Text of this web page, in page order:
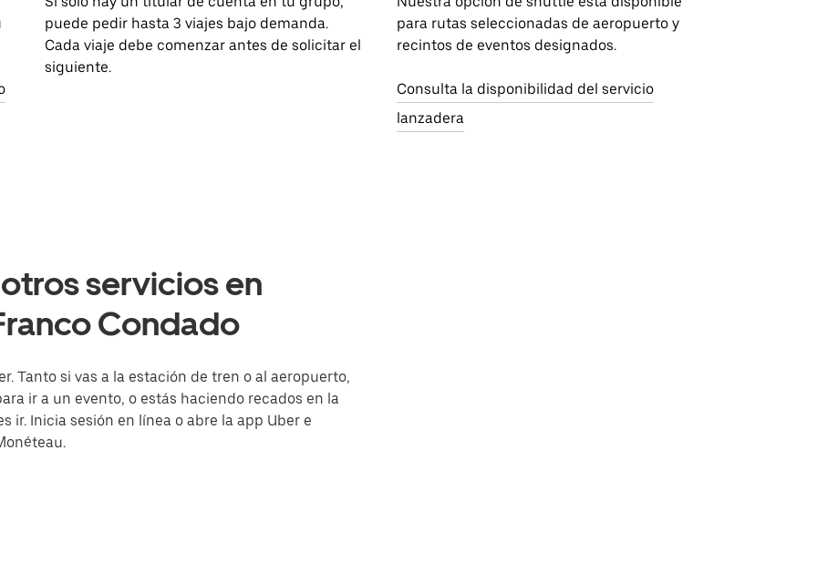
puede pedir hasta 3 viajes bajo demanda.
Cada viaje debe comenzar antes de solicitar el
siguiente.
para rutas seleccionadas de aeropuerto y
recintos de eventos designados.
Consulta la disponibilidad del servicio
lanzadera
servicios en
Condado
Tanto si vas a la estación de tren o al aeropuerto,
ir a un evento, o estás haciendo recados en la
ir. Inicia sesión en línea o abre la app Uber e